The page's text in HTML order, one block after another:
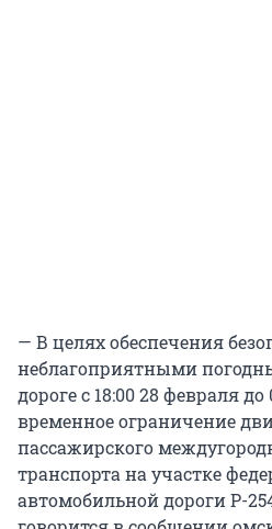
— В целях обеспечения
неблагоприятными
дороге с 18:00 28 февраля
временное ограничение
пассажирского
транспорта на участке
автомобильной дороги Р-